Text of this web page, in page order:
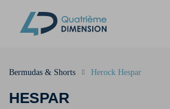
HESPAR
Bermudas & Shorts Herock Hespar